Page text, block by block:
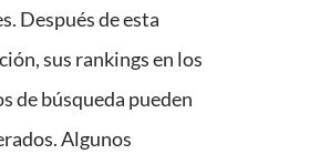
Después de esta
sus rankings en los
de búsqueda pueden
Algunos